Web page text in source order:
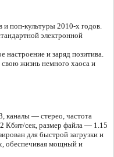
поп-культуры 2010-х годов.
электронной
настроение и заряд позитива.
жизнь немного хаоса и
каналы — стерео, частота
Кбит/сек, размер файла — 1.15
для быстрой загрузки и
обеспечивая мощный и